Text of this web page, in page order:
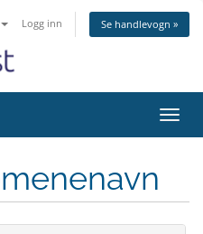
Logg inn Se handlevogn »
Bytt